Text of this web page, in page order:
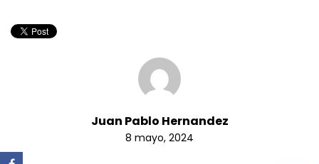
Juan Pablo Hernandez
8 mayo, 2024